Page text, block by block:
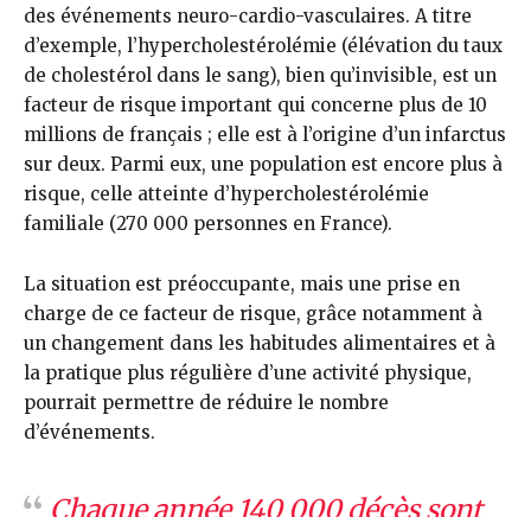
des événements neuro-cardio-vasculaires. A titre
d’exemple, l’hypercholestérolémie (élévation du taux
de cholestérol dans le sang), bien qu’invisible, est un
facteur de risque important qui concerne plus de 10
millions de français ; elle est à l’origine d’un infarctus
sur deux. Parmi eux, une population est encore plus à
risque, celle atteinte d’hypercholestérolémie
familiale (270 000 personnes en France).
La situation est préoccupante, mais une prise en
charge de ce facteur de risque, grâce notamment à
un changement dans les habitudes alimentaires et à
la pratique plus régulière d’une activité physique,
pourrait permettre de réduire le nombre
d’événements.
Chaque année 140 000 décès sont